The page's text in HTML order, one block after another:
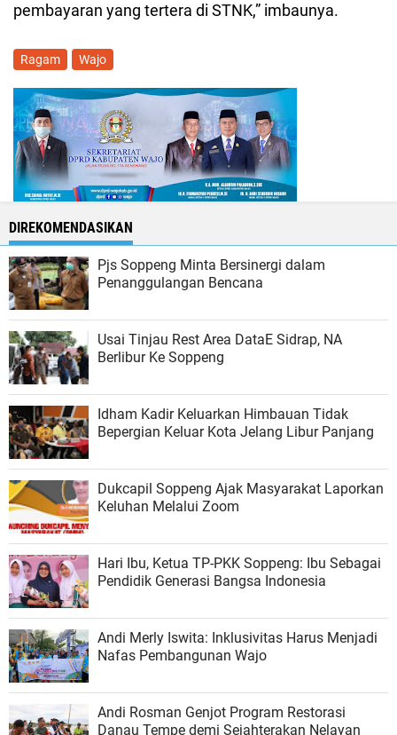
pembayaran yang tertera di STNK,” imbaunya.
Ragam Wajo
DIREKOMENDASIKAN
Pjs Soppeng Minta Bersinergi dalam
Penanggulangan Bencana
Usai Tinjau Rest Area DataE Sidrap, NA
Berlibur Ke Soppeng
Idham Kadir Keluarkan Himbauan Tidak
Bepergian Keluar Kota Jelang Libur Panjang
Dukcapil Soppeng Ajak Masyarakat Laporkan
Keluhan Melalui Zoom
Hari Ibu, Ketua TP-PKK Soppeng: Ibu Sebagai
Pendidik Generasi Bangsa Indonesia
Andi Merly Iswita: Inklusivitas Harus Menjadi
Nafas Pembangunan Wajo
Andi Rosman Genjot Program Restorasi
Danau Tempe demi Sejahterakan Nelayan